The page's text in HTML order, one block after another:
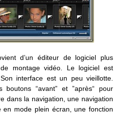
d’un éditeur de logiciel plus
montage vidéo. Le logiciel est
interface est un peu vieillotte.
boutons “avant” et ”après“ pour
dans la navigation, une navigation
en mode plein écran, une fonction